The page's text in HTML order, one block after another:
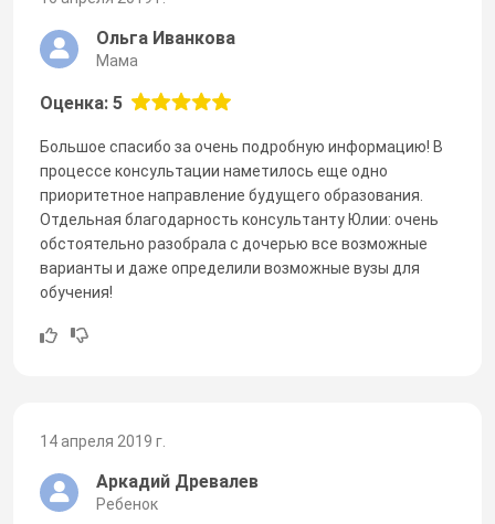
Ольга Иванкова
Мама
Оценка: 5
Большое спасибо за очень подробную информацию! В
процессе консультации наметилось еще одно
приоритетное направление будущего образования.
Отдельная благодарность консультанту Юлии: очень
обстоятельно разобрала с дочерью все возможные
варианты и даже определили возможные вузы для
обучения!
14 апреля 2019 г.
Аркадий Древалев
Ребенок